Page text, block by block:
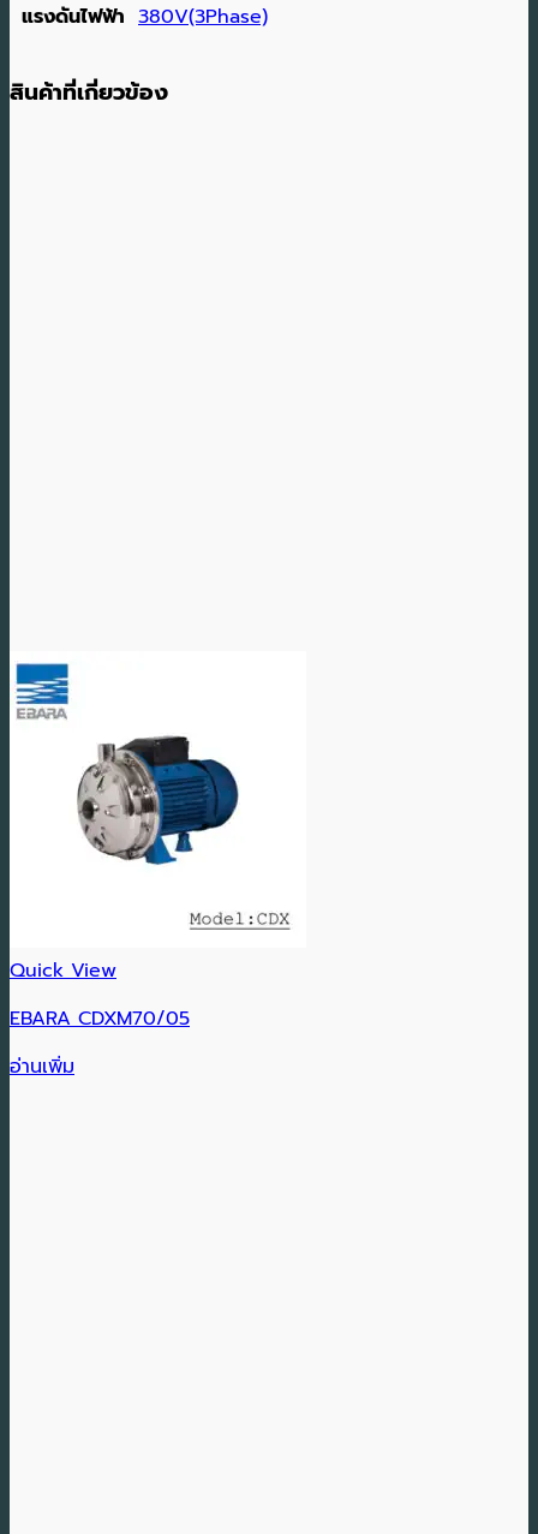
แรงดันไฟฟ้า 380V(3Phase)
สินค้าที่เกี่ยวข้อง
Quick View
EBARA CDXM70/05
อ่านเพิ่ม